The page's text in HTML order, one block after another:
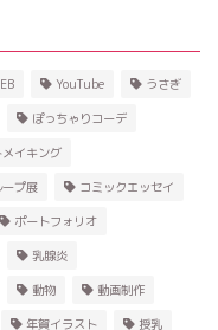
YouTube うさぎ
ぽっちゃりコーデ
イキング
ープ展 コミックエッセイ
ポートフォリオ
乳腺炎
動物 動画制作
年賀イラスト 授乳